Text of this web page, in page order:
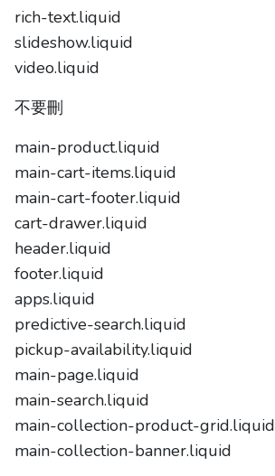
rich-text.liquid
slideshow.liquid
video.liquid
不要刪
main-product.liquid
main-cart-items.liquid
main-cart-footer.liquid
cart-drawer.liquid
header.liquid
footer.liquid
apps.liquid
predictive-search.liquid
pickup-availability.liquid
main-page.liquid
main-search.liquid
main-collection-product-grid.liquid
main-collection-banner.liquid